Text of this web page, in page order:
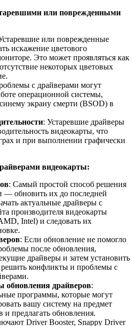
или поврежденными
или поврежденные
искажение цветового
Это может проявляться как
некоторых цветовых
с драйверами могут
операционной системы,
экрану смерти (BSOD) в
: Устаревшие драйверы
видеокарты, что
и при выполнении графически
видеокарты:
: Самый простой способ решения
— обновить их до последней
актуальные драйверы с
производителя видеокарты
Intel) и следовать их
: Если обновление не помогло
после обновления,
драйверы и затем установить
конфликты и проблемы с
обновления драйверов:
программы, которые могут
вашу систему на предмет
и предлагать обновления.
Driver Booster, Snappy Driver